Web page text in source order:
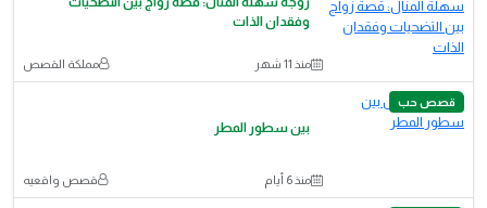
وفقدان الذات
منذ 11 شهر مملكة القصص
قصص حب
بين سطور المطر
منذ 6 أيام قصص واقعيه